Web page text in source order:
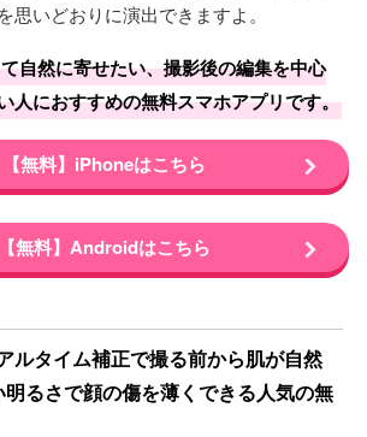
思いどおりに演出できますよ。
自然に寄せたい、撮影後の編集を中心
人におすすめの無料スマホアプリです。
【無料】iPhoneはこちら
【無料】Androidはこちら
ルタイム補正で撮る前から肌が自然
るさで顔の傷を薄くできる人気の無